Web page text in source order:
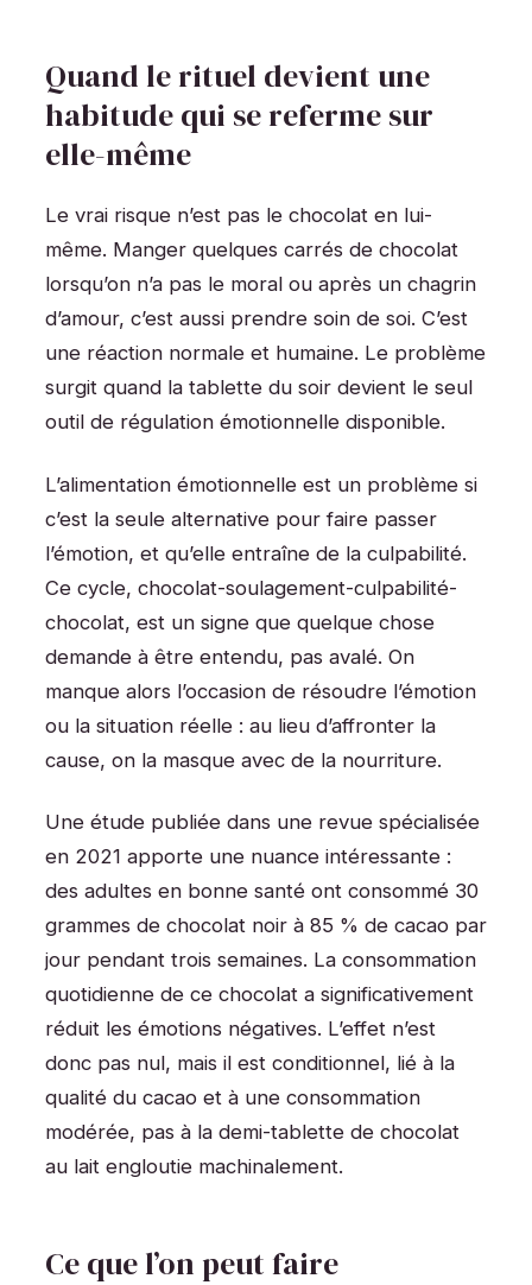
Quand le rituel devient une
habitude qui se referme sur
elle-même
Le vrai risque n’est pas le chocolat en lui-
même. Manger quelques carrés de chocolat
lorsqu’on n’a pas le moral ou après un chagrin
d’amour, c’est aussi prendre soin de soi. C’est
une réaction normale et humaine. Le problème
surgit quand la tablette du soir devient le seul
outil de régulation émotionnelle disponible.
L’alimentation émotionnelle est un problème si
c’est la seule alternative pour faire passer
l’émotion, et qu’elle entraîne de la culpabilité.
Ce cycle, chocolat-soulagement-culpabilité-
chocolat, est un signe que quelque chose
demande à être entendu, pas avalé. On
manque alors l’occasion de résoudre l’émotion
ou la situation réelle : au lieu d’affronter la
cause, on la masque avec de la nourriture.
Une étude publiée dans une revue spécialisée
en 2021 apporte une nuance intéressante :
des adultes en bonne santé ont consommé 30
grammes de chocolat noir à 85 % de cacao par
jour pendant trois semaines. La consommation
quotidienne de ce chocolat a significativement
réduit les émotions négatives. L’effet n’est
donc pas nul, mais il est conditionnel, lié à la
qualité du cacao et à une consommation
modérée, pas à la demi-tablette de chocolat
au lait engloutie machinalement.
Ce que l’on peut faire